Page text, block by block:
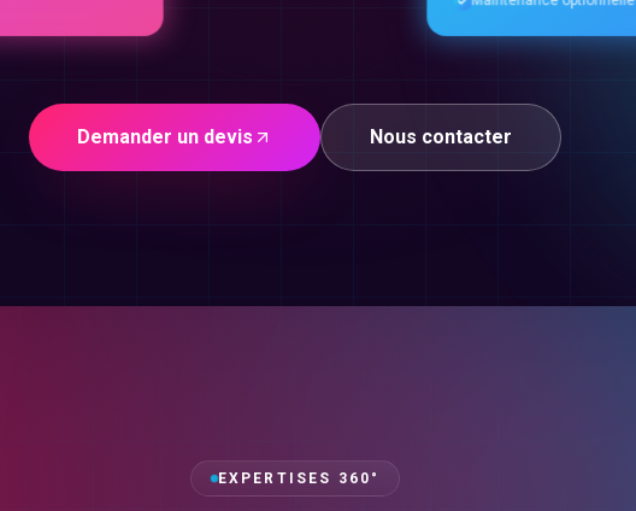
Demander un devis Nous contacter
EXPERTISES 360°